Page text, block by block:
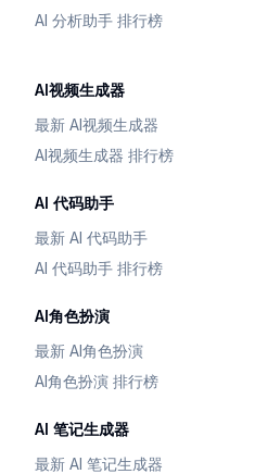
AI 分析助手 排行榜
AI视频生成器
最新 AI视频生成器
AI视频生成器 排行榜
AI 代码助手
最新 AI 代码助手
AI 代码助手 排行榜
AI角色扮演
最新 AI角色扮演
AI角色扮演 排行榜
AI 笔记生成器
最新 AI 笔记生成器